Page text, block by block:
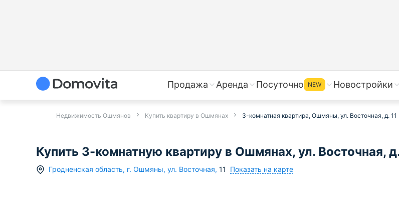
Продажа Аренда Посуточно NEW Новостройки
Недвижимость Ошмянов Купить квартиру в Ошмянах 3-комнатная квартира, Ошмяны, ул. Восточная, д. 11
Купить 3-комнатную квартиру в Ошмянах, ул. Восточная, д.
Гродненская область, г. Ошмяны, ул. Восточная, 11 Показать на карте